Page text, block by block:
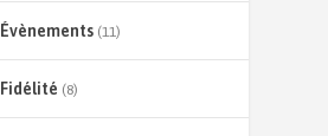
Évènements(11)
Fidélité (8)